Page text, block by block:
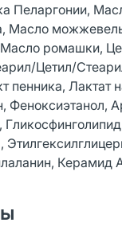
Пеларгонии,
Масло
ромашки,
Цетил/
пенника,
Феноксиэтанол,
Керамид